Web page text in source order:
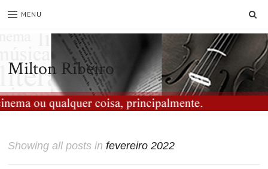
MENU
Milton Ribeiro
Showing all posts infevereiro 2022